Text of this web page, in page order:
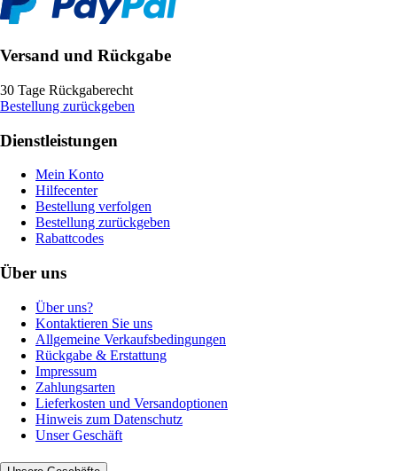
Versand und Rückgabe
30 Tage Rückgaberecht
Bestellung zurückgeben
Dienstleistungen
Mein Konto
Hilfecenter
Bestellung verfolgen
Bestellung zurückgeben
Rabattcodes
Über uns
Über uns?
Kontaktieren Sie uns
Allgemeine Verkaufsbedingungen
Rückgabe & Erstattung
Impressum
Zahlungsarten
Lieferkosten und Versandoptionen
Hinweis zum Datenschutz
Unser Geschäft